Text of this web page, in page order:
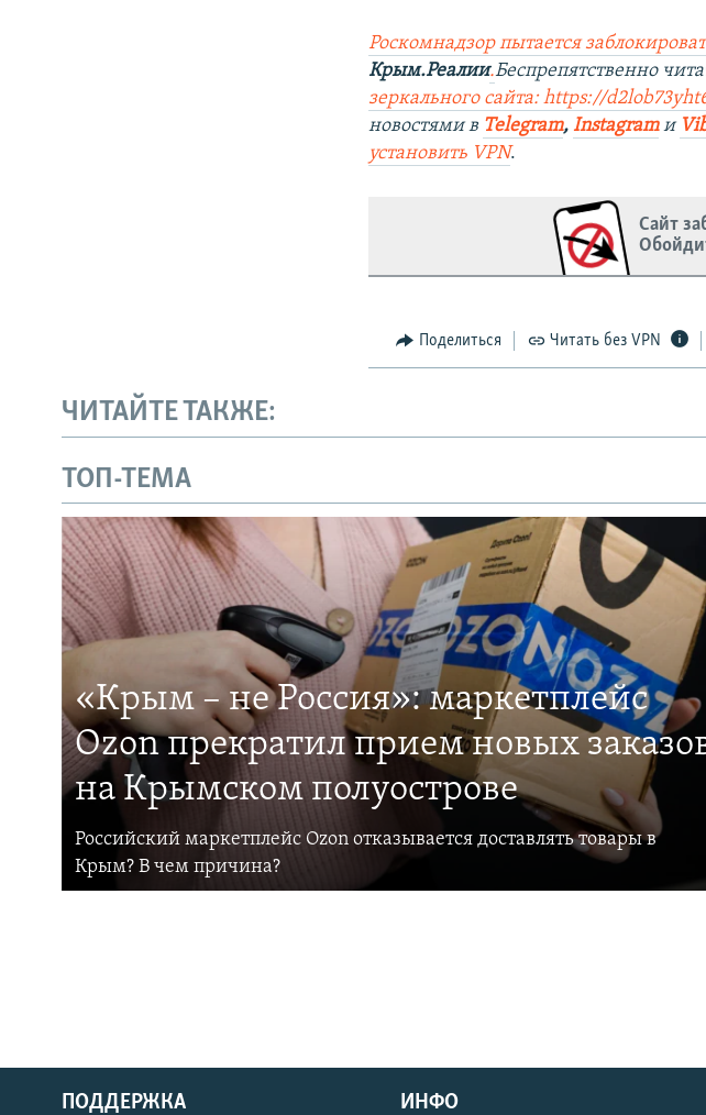
Роскомнадзор пытается
Крым.Реалии.Беспрепятственно
зеркального сайта:https://
новостями в Telegram,Instagramи
установить VPN.
Сайт
Поделиться Читать без VPN
ЧИТАЙТЕ ТАКЖЕ:
ТОП-ТЕМА
«Крым – не Россия»: маркетплейс
Ozon прекратил прием новых
на Крымском полуострове
Российский маркетплейс Ozon отказывается доставлять товары в
Крым? В чем причина?
ПОДДЕРЖКА ИНФО